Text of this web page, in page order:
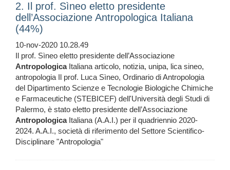
2. Il prof. Sìneo eletto presidente
dell’Associazione Antropologica Italiana
(44%)
10-nov-2020 10.28.49
Il prof. Sìneo eletto presidente dell’Associazione
AntropologicaItaliana articolo, notizia, unipa, lica sineo,
antropologia Il prof. Luca Sìneo, Ordinario di Antropologia
del Dipartimento Scienze e Tecnologie Biologiche Chimiche
e Farmaceutiche (STEBICEF) dell'Università degli Studi di
Palermo, è stato eletto presidente dell’Associazione
AntropologicaItaliana (A.A.I.) per il quadriennio 2020-
2024. A.A.I., società di riferimento del Settore Scientifico-
Disciplinare "Antropologia"